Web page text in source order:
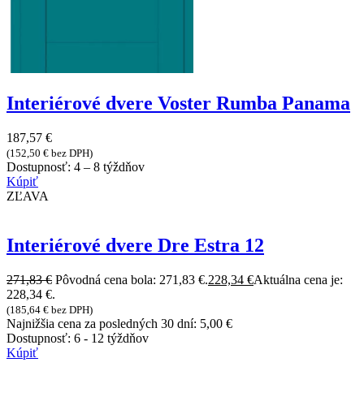
Interiérové dvere Voster Rumba Panama
187,57 €
(152,50 € bez DPH)
Dostupnosť: 4 – 8 týždňov
Kúpiť
ZĽAVA
Interiérové dvere Dre Estra 12
271,83€ Pôvodná cena bola: 271,83 €.228,34 €Aktuálna cena je:
228,34 €.
(185,64 € bez DPH)
Najnižšia cena za posledných 30 dní: 5,00 €
Dostupnosť: 6 - 12 týždňov
Kúpiť